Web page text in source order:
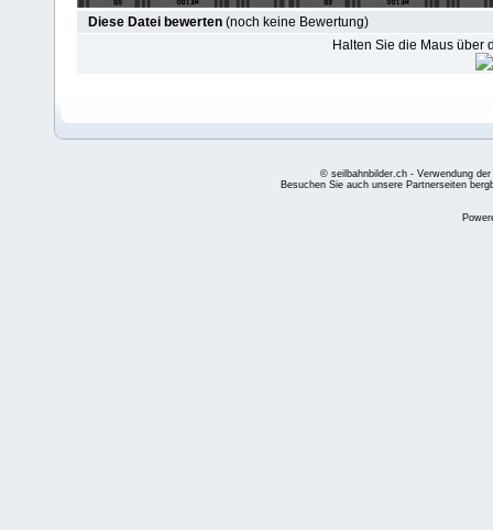
Diese Datei bewerten (noch keine Bewertung)
Halten Sie die Maus über
© seilbahnbilder.ch - Verwendung
Besuchen Sie auch unsere Partnerseiten